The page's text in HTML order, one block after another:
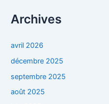
Archives
avril 2026
décembre 2025
septembre 2025
août 2025